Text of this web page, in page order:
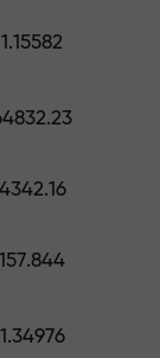
1.15582
4342.16
157.844
1.34976